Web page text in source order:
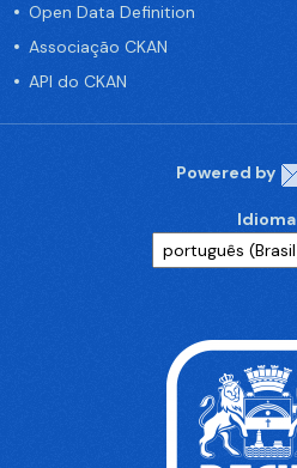
Open Data Definition
Associação CKAN
API do CKAN
Powered by
Idioma